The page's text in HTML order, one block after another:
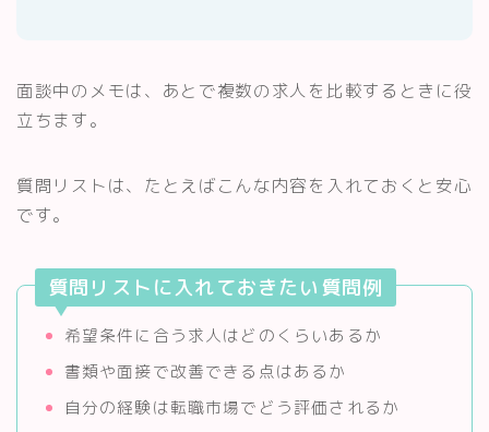
面談中のメモは、あとで複数の求人を比較するときに役
立ちます。
質問リストは、たとえばこんな内容を入れておくと安心
です。
質問リストに入れておきたい質問例
希望条件に合う求人はどのくらいあるか
書類や面接で改善できる点はあるか
自分の経験は転職市場でどう評価されるか